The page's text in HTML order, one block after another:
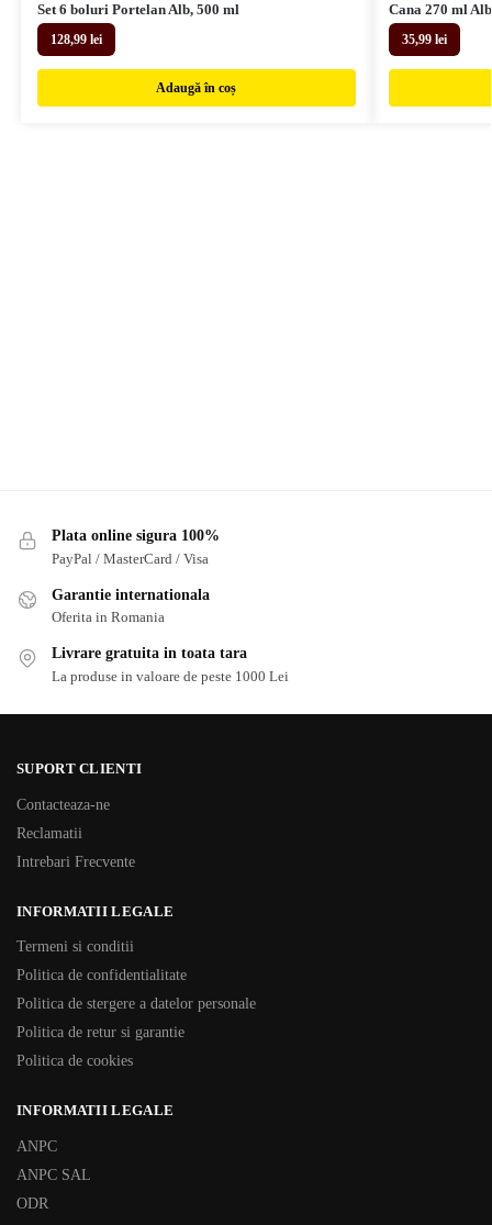
Set 6 boluri Portelan Alb, 500 ml
128,99 lei
Adaugă în coș
Cana 270 ml
35,99 lei
Plata online sigura 100%
PayPal / MasterCard / Visa
Garantie internationala
Oferita in Romania
Livrare gratuita in toata tara
La produse in valoare de peste 1000 Lei
SUPORT CLIENTI
Contacteaza-ne
Reclamatii
Intrebari Frecvente
INFORMATII LEGALE
Termeni si conditii
Politica de confidentialitate
Politica de stergere a datelor personale
Politica de retur si garantie
Politica de cookies
INFORMATII LEGALE
ANPC
ANPC SAL
ODR